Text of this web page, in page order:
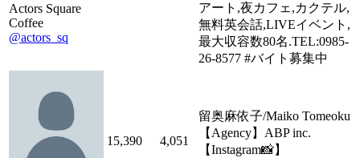
Actors Square
Coffee
@actors_sq
アート,夜カフェ,カクテル,
無料英会話,LIVEイベント,
最大収容数80名.TEL:0985-
26-8577 #バイト募集中
15,390 4,051
留奥麻依子/Maiko Tomeoku
【Agency】ABP inc.
【Instagram📸】